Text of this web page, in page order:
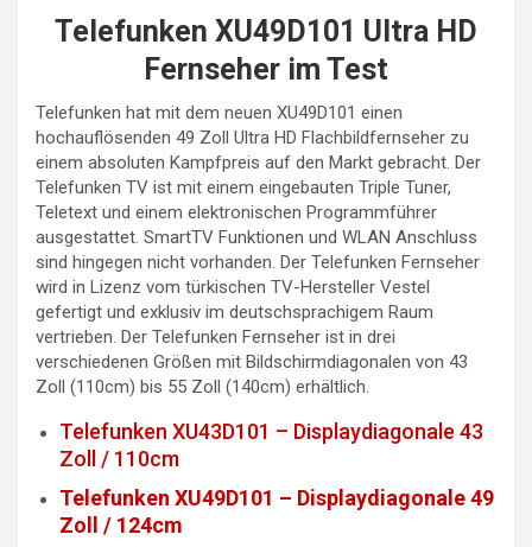
Telefunken XU49D101 Ultra HD
Fernseher im Test
Telefunken hat mit dem neuen XU49D101 einen
hochauflösenden 49 Zoll Ultra HD Flachbildfernseher zu
einem absoluten Kampfpreis auf den Markt gebracht. Der
Telefunken TV ist mit einem eingebauten Triple Tuner,
Teletext und einem elektronischen Programmführer
ausgestattet. SmartTV Funktionen und WLAN Anschluss
sind hingegen nicht vorhanden. Der Telefunken Fernseher
wird in Lizenz vom türkischen TV-Hersteller Vestel
gefertigt und exklusiv im deutschsprachigem Raum
vertrieben. Der Telefunken Fernseher ist in drei
verschiedenen Größen mit Bildschirmdiagonalen von 43
Zoll (110cm) bis 55 Zoll (140cm) erhältlich.
Telefunken XU43D101 – Displaydiagonale 43
Zoll / 110cm
Telefunken XU49D101 – Displaydiagonale 49
Zoll / 124cm